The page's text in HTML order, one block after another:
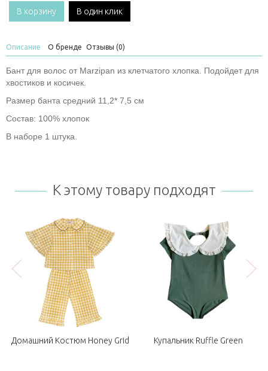
В корзину В один клик
Описание О бренде Отзывы (0)
Бант для волос от Marzipan из клетчатого хлопка. Подойдет для
хвостиков и косичек.
Размер банта средний 11,2* 7,5 см
Состав: 100% хлопок
В наборе 1 штука.
К этому товару подходят
Домашний Костюм Honey Grid Купальник Ruffle Green